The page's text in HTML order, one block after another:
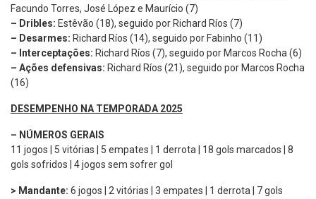
Facundo Torres, José López e Maurício (7)
– Dribles: Estêvão (18), seguido por Richard Ríos (7)
– Desarmes: Richard Ríos (14), seguido por Fabinho (11)
– Interceptações: Richard Ríos (7), seguido por Marcos Rocha (6)
– Ações defensivas: Richard Ríos (21), seguido por Marcos Rocha
(16)
DESEMPENHO NA TEMPORADA 2025
– NÚMEROS GERAIS
11 jogos | 5 vitórias | 5 empates | 1 derrota | 18 gols marcados | 8
gols sofridos | 4 jogos sem sofrer gol
> Mandante: 6 jogos | 2 vitórias | 3 empates | 1 derrota | 7 gols